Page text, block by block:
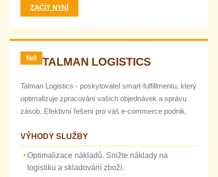
ZAČÍT NYNÍ
№9 TALMAN LOGISTICS
Talman Logistics - poskytovatel smart-fulfillmentu, který
optimalizuje zpracování vašich objednávek a správu
zásob. Efektivní řešení pro váš e-commerce podnik.
VÝHODY SLUŽBY
Optimalizace nákladů. Snižte náklady na
logistiku a skladování zboží.